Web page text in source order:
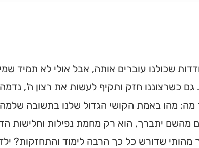
שכולנו עוברים אותה, אבל אולי לא תמיד
גם כשרצוננו חזק ותקיף לעשות את רצון ה',
מה: מהו באמת הקושי הגדול שלנו בתשובה
מהשם יתברך, הוא רק מחמת נפילות וחלישות
מהותי שדורש כל כך הרבה לימוד והתחזקות?